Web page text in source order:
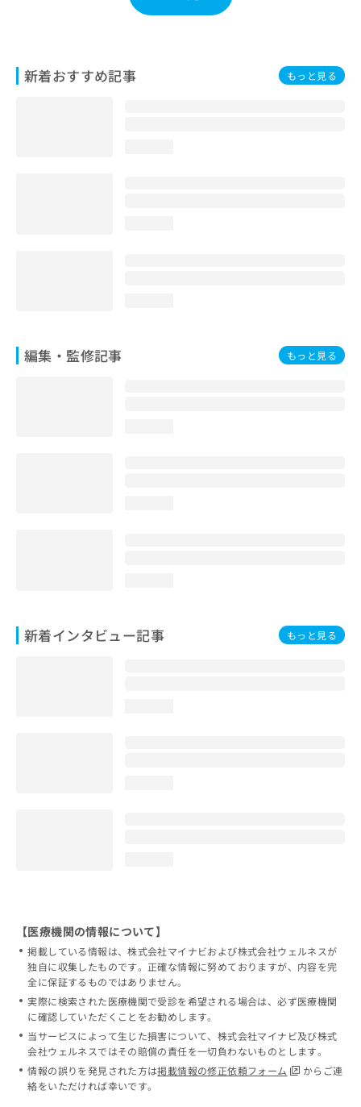
新着おすすめ記事 もっと見る
編集・監修記事 もっと見る
新着インタビュー記事 もっと見る
わ
【医療機関の情報について】
掲載している情報は、株式会社マイナビおよび株式会社ウェルネスが
独自に収集したものです。正確な情報に努めておりますが、内容を完
全に保証するものではありません。
実際に検索された医療機関で受診を希望される場合は、必ず医療機関
に確認していただくことをお勧めします。
当サービスによって生じた損害について、株式会社マイナビ及び株式
会社ウェルネスではその賠償の責任を一切負わないものとします。
情報の誤りを発見された方は掲載情報の修正依頼フォーム
からご連
絡をいただければ幸いです。